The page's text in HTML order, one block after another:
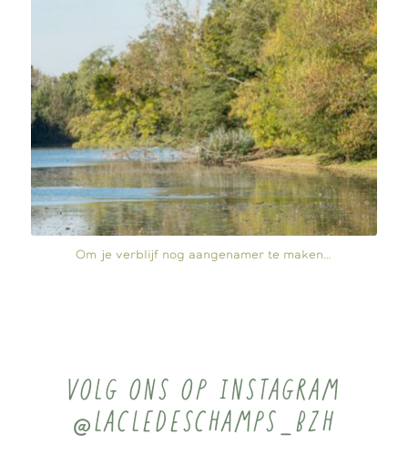
Om je verblijf nog aangenamer te maken…
VOLG ONS OP INSTAGRAM
@LACLEDESCHAMPS_BZH